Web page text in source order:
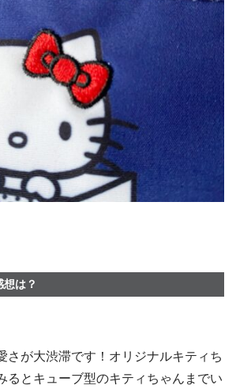
は？
さが大渋滞です！オリジナルキティち
るとキューブ型のキティちゃんまでい